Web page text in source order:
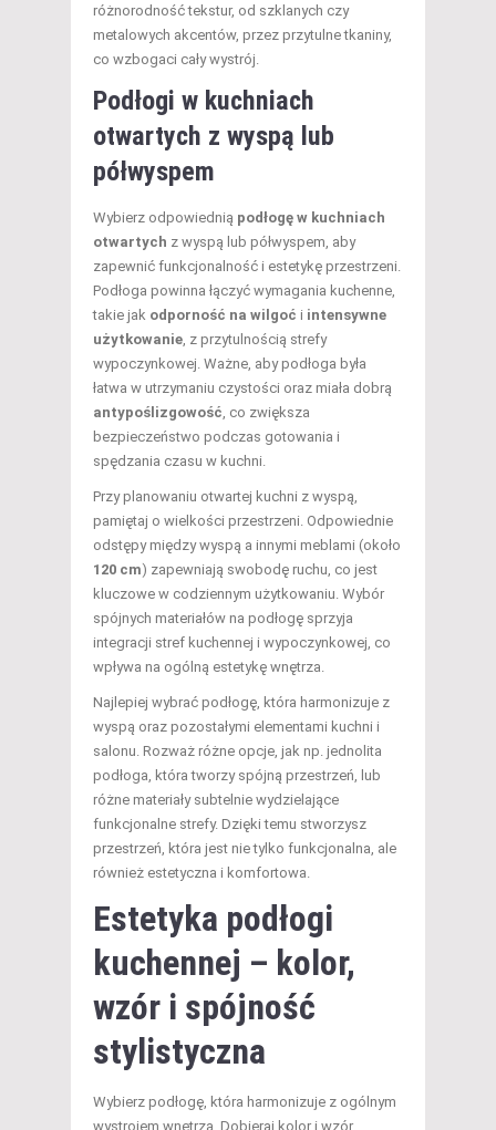
różnorodność tekstur, od szklanych czy
metalowych akcentów, przez przytulne tkaniny,
co wzbogaci cały wystrój.
Podłogi w kuchniach
otwartych z wyspą lub
półwyspem
Wybierz odpowiednią podłogę w kuchniach
otwartych z wyspą lub półwyspem, aby
zapewnić funkcjonalność i estetykę przestrzeni.
Podłoga powinna łączyć wymagania kuchenne,
takie jak odporność na wilgoć i intensywne
użytkowanie , z przytulnością strefy
wypoczynkowej. Ważne, aby podłoga była
łatwa w utrzymaniu czystości oraz miała dobrą
antypoślizgowość , co zwiększa
bezpieczeństwo podczas gotowania i
spędzania czasu w kuchni.
Przy planowaniu otwartej kuchni z wyspą,
pamiętaj o wielkości przestrzeni. Odpowiednie
odstępy między wyspą a innymi meblami (około
120 cm) zapewniają swobodę ruchu, co jest
kluczowe w codziennym użytkowaniu. Wybór
spójnych materiałów na podłogę sprzyja
integracji stref kuchennej i wypoczynkowej, co
wpływa na ogólną estetykę wnętrza.
Najlepiej wybrać podłogę, która harmonizuje z
wyspą oraz pozostałymi elementami kuchni i
salonu. Rozważ różne opcje, jak np. jednolita
podłoga, która tworzy spójną przestrzeń, lub
różne materiały subtelnie wydzielające
funkcjonalne strefy. Dzięki temu stworzysz
przestrzeń, która jest nie tylko funkcjonalna, ale
również estetyczna i komfortowa.
Estetyka podłogi
kuchennej – kolor,
wzór i spójność
stylistyczna
Wybierz podłogę, która harmonizuje z ogólnym
wystrojem wnętrza. Dobieraj kolor i wzór